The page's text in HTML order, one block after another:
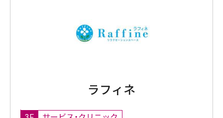
ラフィネ